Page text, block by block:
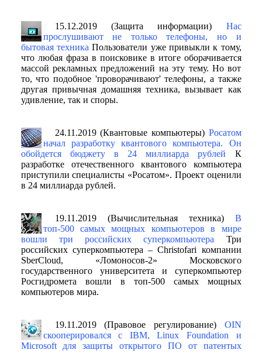
15.12.2019 (Защита информации) Нас
прослушивают не только телефоны, но и
бытовая техника Пользователи уже привыкли к тому,
что любая фраза в поисковике в итоге оборачивается
массой рекламных предложений на эту тему. Но вот
то, что подобное 'проворачивают' телефоны, а также
другая привычная домашняя техника, вызывает как
удивление, так и споры.
24.11.2019 (Квантовые компьютеры) Росатом
начал разработку квантового компьютера. Он
обойдется бюджету в 24 миллиарда рублей К
разработке отечественного квантового компьютера
приступили специалисты «Росатом». Проект оценили
в 24 миллиарда рублей.
19.11.2019 (Вычислительная техника) В
топ-500 самых мощных компьютеров в мире
вошли три российских суперкомпьютера Три
российских суперкомпьютера – Christofari компании
SberCloud, «Ломоносов-2» Московского
государственного университета и суперкомпьютер
Росгидромета вошли в топ-500 самых мощных
компьютеров мира.
19.11.2019 (Правовое регулирование) OIN
скооперировался с IBM, Linux Foundation и
Microsoft для защиты открытого ПО от патентых